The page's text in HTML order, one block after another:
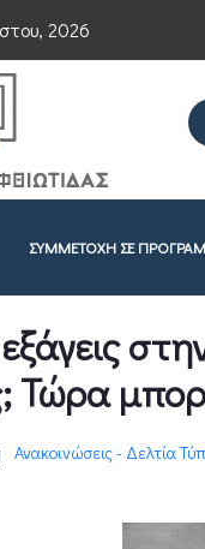
2026
ΣΥΜΜΕΤΟΧΉ ΣΕ
Τώρα
Ανακοινώσεις - Δελτία